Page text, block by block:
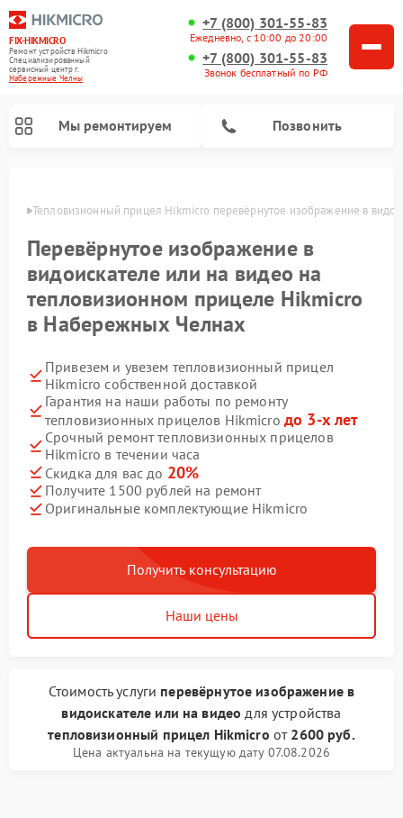
FIX-HIKMICRO
Ремонт устройств Hikmicro
Специализированный
cервисный центр г.
Набережные Челны
+7 (800) 301-55-83
Ежедневно, с 10:00 до 20:00
+7 (800) 301-55-83
Звонок бесплатный по РФ
Мы ремонтируем Позвонить
Тепловизионный прицел Hikmicro перевёрнутое изображение в
Перевёрнутое изображение в
видоискателе или на видео на
тепловизионном прицеле Hikmicro
в Набережных Челнах
Привезем и увезем тепловизионный прицел
Hikmicro собственной доставкой
Гарантия на наши работы по ремонту
тепловизионных прицелов Hikmicro до 3-х лет
Срочный ремонт тепловизионных прицелов
Hikmicro в течении часа
Скидка для вас до 20%
Получите 1500 рублей на ремонт
Оригинальные комплектующие Hikmicro
Получить консультацию
Наши цены
Стоимость услуги перевёрнутое изображение в
видоискателе или на видео для устройства
тепловизионный прицел Hikmicro от 2600 руб.
Цена актуальна на текущую дату 07.08.2026